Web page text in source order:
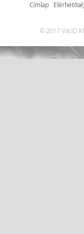
Címlap
© 2017 VaLiD